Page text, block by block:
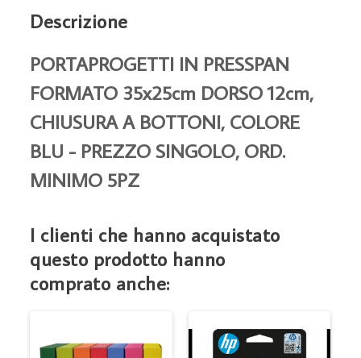
Descrizione
PORTAPROGETTI IN PRESSPAN
FORMATO 35x25cm DORSO 12cm,
CHIUSURA A BOTTONI, COLORE
BLU - PREZZO SINGOLO, ORD.
MINIMO 5PZ
I clienti che hanno acquistato
questo prodotto hanno
comprato anche: